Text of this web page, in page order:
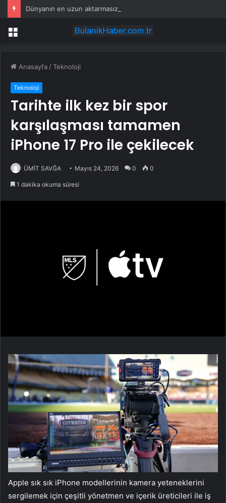
Menü
Anasayfa /Teknoloji
Teknoloji
Tarihte ilk kez bir spor
karşılaşması tamamen
iPhone 17 Pro ile çekilecek
ÜMİT SAVĞA Mayıs 24, 2026 0 0
1 dakika okuma süresi
Apple sık sık iPhone modellerinin kamera yeteneklerini
sergilemek için çeşitli yönetmen ve içerik üreticileri ile iş